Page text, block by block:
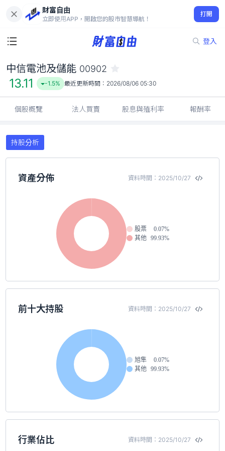
財富自由
立即使用APP，開啟您的股市智慧導航！
打開
登入
13.11
-1.5%
中信電池及儲能 00902
13.11 -1.5% 最近更新時間： 2026/08/06 05:30
個股概覽 法人買賣 股息與殖利率 報酬率
持股分析
資產分佈 資料時間：2025/10/27
股票
0.07%
其他
99.93%
前十大持股 資料時間：2025/10/27
旭隼
0.07%
其他
99.93%
行業佔比 資料時間：2025/10/27